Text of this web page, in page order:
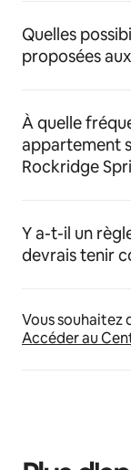
Quelles
proposées
À quelle
appartement
Rockridge
Y a-t-il un
devrais tenir
Vous souhaitez
Accéder au